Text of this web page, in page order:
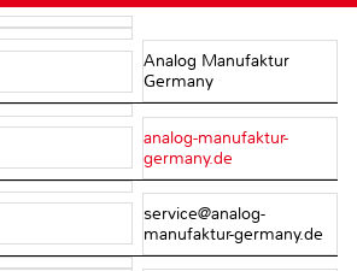
Analog Manufaktur
Germany
analog-manufaktur-
germany.de
service@analog-
manufaktur-germany.de